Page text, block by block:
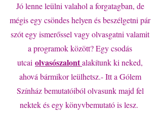
Jó lenne leülni valahol a forgatagban, de
mégis egy csöndes helyen és beszélgetni pár
szót egy ismerőssel vagy olvasgatni valamit
a programok között? Egy csodás
utcai olvasószalontalakítunk ki neked,
ahová bármikor leülhetsz.- Itt a Gólem
Színház bemutatóiból olvasunk majd fel
nektek és egy könyvbemutató is lesz.